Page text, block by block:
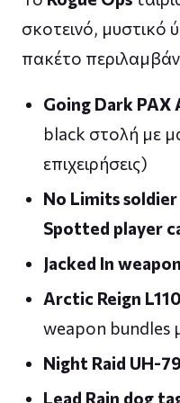
σκοτεινό, μυστικό
πακέτο
Going Dark PAX
black στολή με
επιχειρήσεις)
No Limits
Spotted player
Jacked In
Arctic Reign L110
weapon bundles
Night Raid UH-
Lead Rain dog